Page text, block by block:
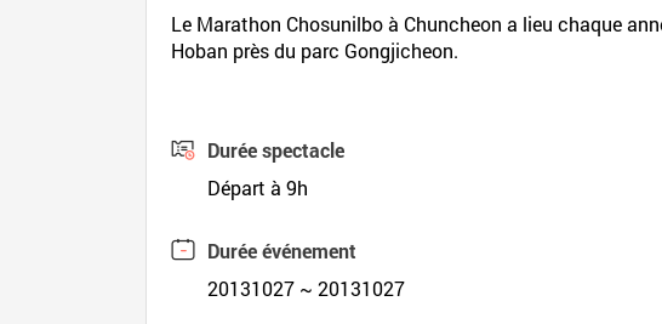
Le Marathon Chosunilbo à Chuncheon a lieu chaque
Hoban près du parc Gongjicheon.
Durée spectacle
Départ à 9h
Durée événement
20131027 ~ 20131027